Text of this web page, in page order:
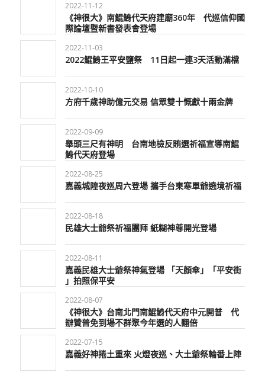
2022-11-12
《神很大》南鯤鯓代天府建廟360年 代巡信仰國
際論壇暨新書發表會登場
2022-11-03
2022鯤鯓王平安鹽祭 11日起一連3天活動滿檔
2022-10-10
方府千歲神助億元交易 信眾雙十慨獻十兩金牌
2022-09-09
舉頭三尺有神明 台南地檢反賄選祈福宣導南鯤
鯓代天府登場
2022-08-25
嘉義城隍夜巡周六登場 攜手台東寒單爺遶境祈福
2022-08-18
民雄大士爺祭祈福團拜 紙糊神尊開光登場
2022-08-11
嘉義民雄大士爺祭神氣登場 「天顏傘」「平安街
」拍照保平安
2022-08-07
《神很大》台南北門南鯤鯓代天府中元開普 代
辦贊普免到場不群聚今年選的人翻倍
2022-07-15
嘉義好神捲土重來 火燈夜巡、大土爺祭輪番上陣